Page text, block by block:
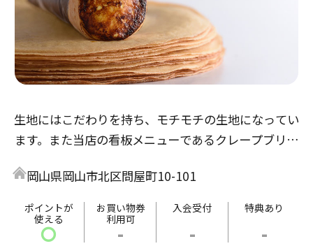
生地にはこだわりを持ち、モチモチの生地になってい
ます。また当店の看板メニューであるクレープブリュ
自信があります。
岡山県岡山市北区問屋町10-101
ポイントが
使える
〇
お買い物券
利用可
-
入会受付
-
特典あり
-